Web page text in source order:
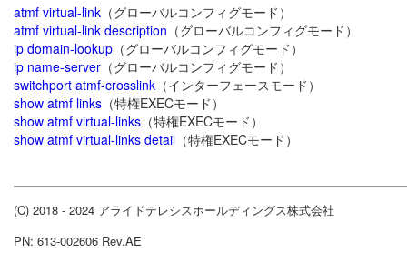
atmf virtual-link （グローバルコンフィグモード）
atmf virtual-link description （グローバルコンフィグモード）
ip domain-lookup （グローバルコンフィグモード）
ip name-server （グローバルコンフィグモード）
switchport atmf-crosslink （インターフェースモード）
show atmf links （特権EXECモード）
show atmf virtual-links （特権EXECモード）
show atmf virtual-links detail （特権EXECモード）
(C) 2018 - 2024 アライドテレシスホールディングス株式会社
PN: 613-002606 Rev.AE